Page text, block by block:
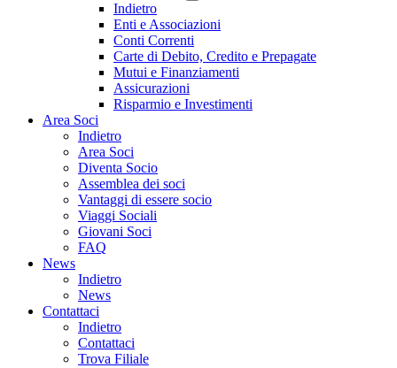
Indietro
Enti e Associazioni
Conti Correnti
Carte di Debito, Credito e Prepagate
Mutui e Finanziamenti
Assicurazioni
Risparmio e Investimenti
Area Soci
Indietro
Area Soci
Diventa Socio
Assemblea dei soci
Vantaggi di essere socio
Viaggi Sociali
Giovani Soci
FAQ
News
Indietro
News
Contattaci
Indietro
Contattaci
Trova Filiale